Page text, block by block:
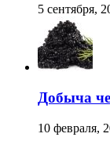
5 сентября,
Добыча
10 февраля,